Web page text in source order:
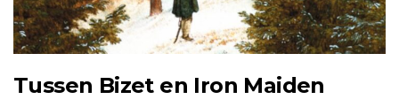
Tussen Bizet en Iron Maiden